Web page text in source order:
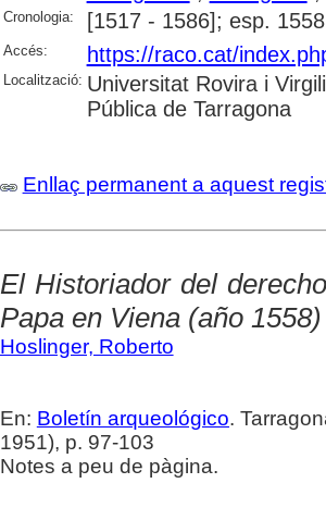
Cronologia: [1517 - 1586]; esp. 1558
Accés: https://raco.cat/
Localització: Universitat Rovira i
Pública de Tarragona
Enllaç permanent a aquest
El Historiador del
Papa en Viena (año 1558)
Hoslinger, Roberto
En: Boletín arqueológico.
1951), p. 97-103
Notes a peu de pàgina.